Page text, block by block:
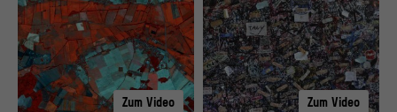
Zum Video Zum Video